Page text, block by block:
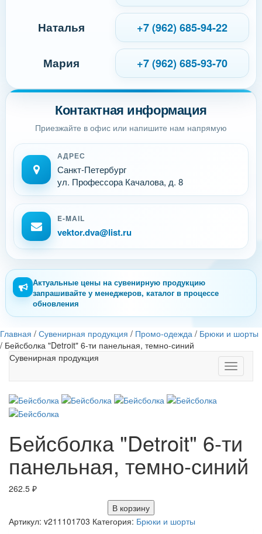
Контактная информация
Приезжайте в офис или напишите нам напрямую
АДРЕС
Санкт-Петербург
ул. Профессора Качалова, д. 8
E-MAIL
vektor.dva@list.ru
Наталья +7 (962) 685-94-22
Мария +7 (962) 685-93-70
Актуальные цены на сувенирную продукцию
запрашивайте у менеджеров, каталог в процессе
обновления
Главная / Сувенирная продукция / Промо-одежда / Брюки и шорты
/ Бейсболка "Detroit" 6-ти панельная, темно-синий
Toggle
Сувенирная продукция
Бейсболка "Detroit" 6-ти
панельная, темно-синий
262.5 ₽
В корзину
Артикул: v211101703 Категория: Брюки и шорты